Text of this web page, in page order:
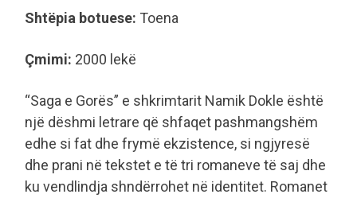
Shtëpia botuese: Toena
Çmimi: 2000 lekë
“Saga e Gorës” e shkrimtarit Namik Dokle është
një dëshmi letrare që shfaqet pashmangshëm
edhe si fat dhe frymë ekzistence, si ngjyresë
dhe prani në tekstet e të tri romaneve të saj dhe
ku vendlindja shndërrohet në identitet. Romanet